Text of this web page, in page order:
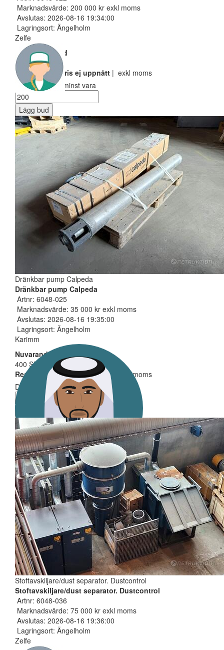
Marknadsvärde: 200 000 kr exkl moms
Avslutas: 2026-08-16 19:34:00
Lagringsort: Ängelholm
Zelfe
Nuvarande bud
100 SEK
Reservarionspris ej uppnått | exkl moms
Ditt bud måste minst vara
Lägg bud
Dränkbar pump Calpeda
Dränkbar pump Calpeda
Artnr: 6048-025
Marknadsvärde: 35 000 kr exkl moms
Avslutas: 2026-08-16 19:35:00
Lagringsort: Ängelholm
Karimm
Nuvarande bud
400 SEK
Reservarionspris ej uppnått| exkl moms
Ditt bud måste minst vara
Stoftavskiljare/dust separator. Dustcontrol
Stoftavskiljare/dust separator. Dustcontrol
Artnr: 6048-036
Marknadsvärde: 75 000 kr exkl moms
Avslutas: 2026-08-16 19:36:00
Lagringsort: Ängelholm
Zelfe